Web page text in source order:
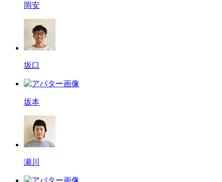
岡安
坂口
坂本
瀬川